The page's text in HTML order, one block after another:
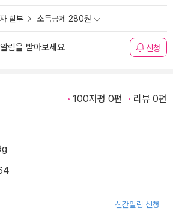
할부 소득공제 280원
림을 받아보세요 신청
100자평 0편 리뷰 0편
신간알림 신청